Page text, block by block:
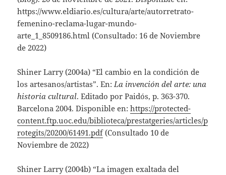
https://www.eldiario.es/cultura/arte/autorretrato-
femenino-reclama-lugar-mundo-
arte_1_8509186.html (Consultado: 16 de Noviembre
de 2022)
Shiner Larry(2004a) “El cambio en la condición de
los artesanos/artistas”. En: La invención del arte: una
historia cultural. Editado por Paidós, p. 363-370.
Barcelona 2004. Disponible en:https://protected-
content.ftp.uoc.edu/biblioteca/prestatgeries/articles/p
rotegits/20200/61491.pdf(Consultado 10 de
Noviembre de 2022)
Shiner Larry(2004b) “La imagen exaltada del